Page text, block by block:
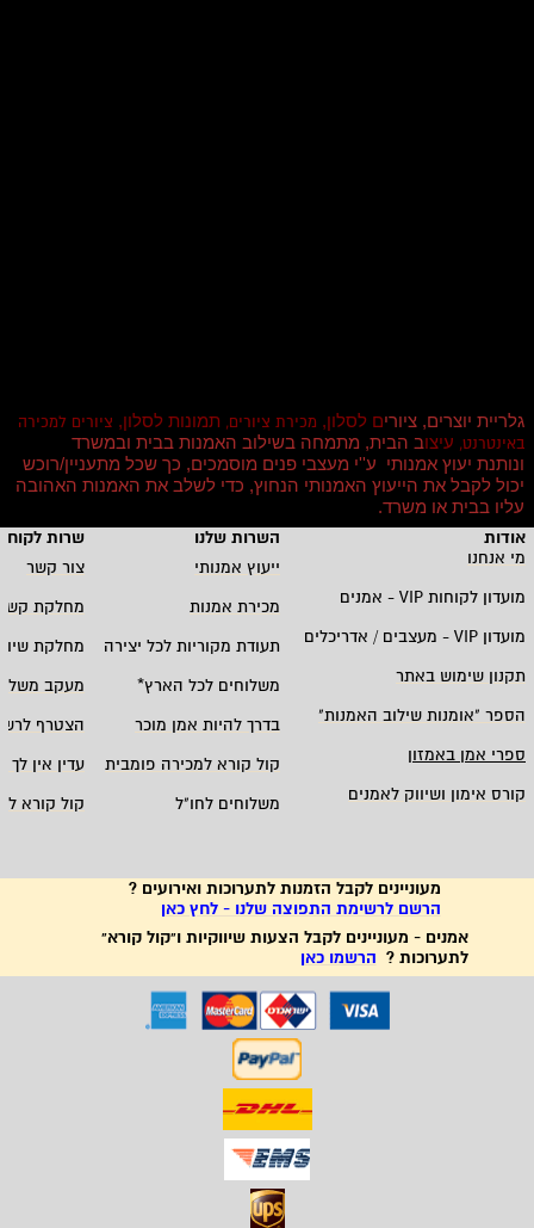
גלריית יוצרים, ציורים לסלון, מכירת ציורים, תמונות לסלון, ציורים למכירה
באינטרנט, עיצוב הבית, מתמחה בשילוב האמנות בבית ובמשרד
ונותנת יעוץ אמנותי ע''י מעצבי פנים מוסמכים, כך שכל מתעניין/רוכש
יכול לקבל את הייעוץ האמנותי הנחוץ, כדי לשלב את האמנות האהובה
עליו בבית או משרד.
אודות
השרות שלנו
שרות
מי אנחנו
ייעוץ אמנותי
צור קשר
מועדון לקוחותVIP - אמנים מכירת אמנות
מחלקת
מועדון
מעצבים / אדריכלים תעודת מקוריות לכל יצירה
מחלקת
תקנון שימוש באתר
משלוחים לכל הארץ*
מעקב
הספר "אומנות שילוב האמנות" בדרך להיות אמן מוכר
הצטרף
ספרי אמן באמזון
קול קורא למכירה פומבית
עדין אין לך
קורס אימון ושיווק לאמנים
משלוחים לחו"ל קול קורא
מעוניינים לקבל הזמנות לתערוכות ואירועים ?
הרשם לרשימת התפוצה שלנו - לחץ כאן
אמנים - מעוניינים לקבל הצעות שיווקיות ו"קול קורא"
לתערוכות ? הרשמו כאן